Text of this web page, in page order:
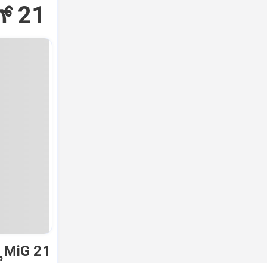
21
21